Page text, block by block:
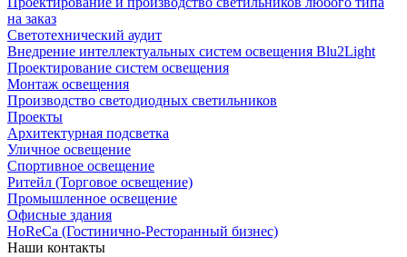
на заказ
Светотехнический аудит
Внедрение интеллектуальных систем освещения Blu2Light
Проектирование систем освещения
Монтаж освещения
Производство светодиодных светильников
Проекты
Архитектурная подсветка
Уличное освещение
Спортивное освещение
Ритейл (Торговое освещение)
Промышленное освещение
Офисные здания
HoReCa (Гостинично-Ресторанный бизнес)
Наши контакты